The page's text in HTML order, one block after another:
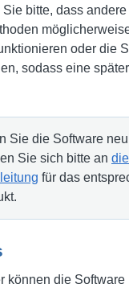
bitte, dass
oder die
sodass eine
Sie die Software
Sie sich bitte an die
für das
können die Software